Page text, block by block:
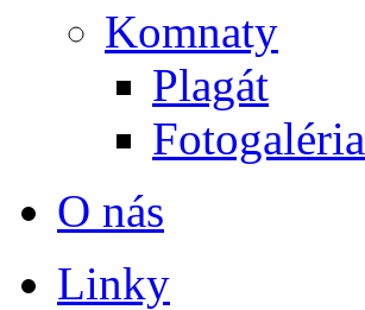
Komnaty
Plagát
Fotogaléria
O nás
Linky